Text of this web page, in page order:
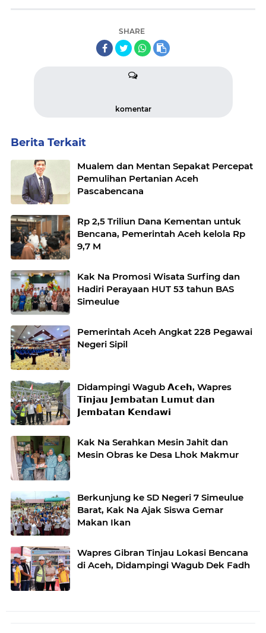
SHARE
komentar
Berita Terkait
Mualem dan Mentan Sepakat Percepat
Pemulihan Pertanian Aceh
Pascabencana
Rp 2,5 Triliun Dana Kementan untuk
Bencana, Pemerintah Aceh kelola Rp
9,7 M
Kak Na Promosi Wisata Surfing dan
Hadiri Perayaan HUT 53 tahun BAS
Simeulue
Pemerintah Aceh Angkat 228 Pegawai
Negeri Sipil
Didampingi Wagub 𝗔𝗰𝗲𝗵, Wapres
𝗧𝗶𝗻𝗷𝗮𝘂 𝗝𝗲𝗺𝗯𝗮𝘁𝗮𝗻 𝗟𝘂𝗺𝘂𝘁 𝗱𝗮𝗻
𝗝𝗲𝗺𝗯𝗮𝘁𝗮𝗻 𝗞𝗲𝗻𝗱𝗮𝘄𝗶
Kak Na Serahkan Mesin Jahit dan
Mesin Obras ke Desa Lhok Makmur
Berkunjung ke SD Negeri 7 Simeulue
Barat, Kak Na Ajak Siswa Gemar
Makan Ikan
Wapres Gibran Tinjau Lokasi Bencana
di Aceh, Didampingi Wagub Dek Fadh